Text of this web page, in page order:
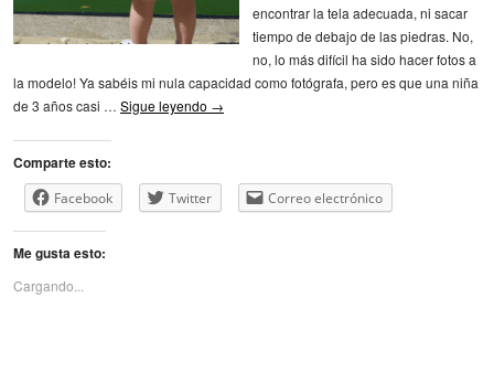
encontrar la tela adecuada, ni sacar
tiempo de debajo de las piedras. No,
no, lo más difícil ha sido hacer fotos a
la modelo! Ya sabéis mi nula capacidad como fotógrafa, pero es que una niña
de 3 años casi … Sigue leyendo →
Comparte esto:
Facebook Twitter Correo electrónico
Me gusta esto:
Cargando...